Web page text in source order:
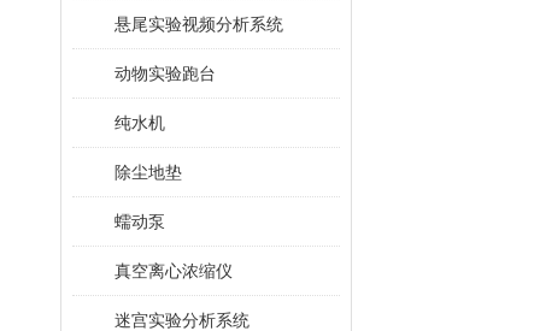
悬尾实验视频分析系统
动物实验跑台
纯水机
除尘地垫
蠕动泵
真空离心浓缩仪
迷宫实验分析系统